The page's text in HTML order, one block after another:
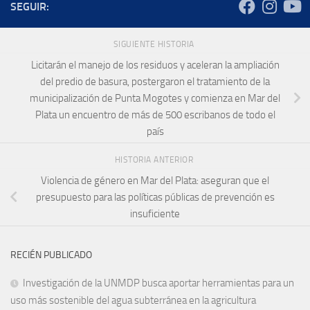
SEGUIR:
SIGUIENTE HISTORIA
Licitarán el manejo de los residuos y aceleran la ampliación
del predio de basura, postergaron el tratamiento de la
municipalización de Punta Mogotes y comienza en Mar del
Plata un encuentro de más de 500 escribanos de todo el
país
HISTORIA ANTERIOR
Violencia de género en Mar del Plata: aseguran que el
presupuesto para las políticas públicas de prevención es
insuficiente
RECIÉN PUBLICADO
Investigación de la UNMDP busca aportar herramientas para un
uso más sostenible del agua subterránea en la agricultura